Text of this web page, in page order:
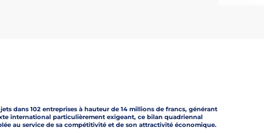
dans 102 entreprises à hauteur de 14 millions de francs, générant
international particulièrement exigeant, ce bilan quadriennal
au service de sa compétitivité et de son attractivité économique.